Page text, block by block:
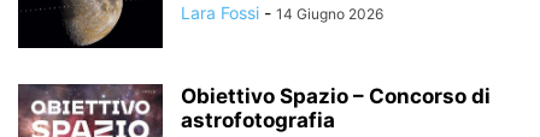
Lara Fossi - 14 Giugno 2026
Obiettivo Spazio – Concorso di
astrofotografia